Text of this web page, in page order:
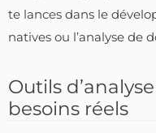
te lances dans le
natives ou l’analyse de
Outils
besoins réels